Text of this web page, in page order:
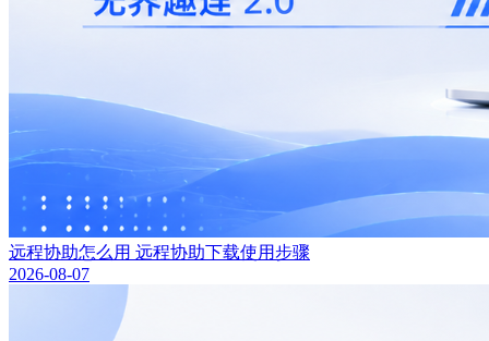
远程协助怎么用 远程协助下载使用步骤
2026-08-07